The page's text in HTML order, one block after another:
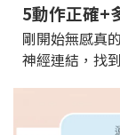
5️動作正確+
剛開始無感真
神經連結，找